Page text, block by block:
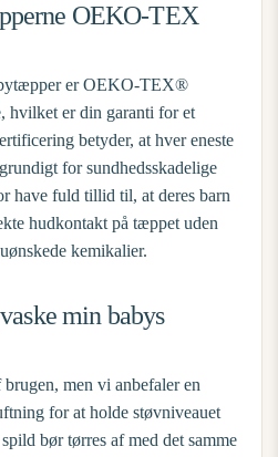
OEKO-TEX
er OEKO-TEX®
hvilket er din garanti for et
betyder, at hver eneste
for sundhedsskadelige
have fuld tillid til, at deres barn
hudkontakt på tæppet uden
kemikalier.
min babys
men vi anbefaler en
for at holde støvniveauet
bør tørres af med det samme